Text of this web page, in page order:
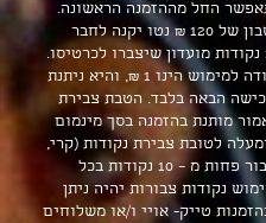
החל מההזמנה הראשונה.
לדוגמא חשבון של 120 ₪ נטו יקנה לחבר
המועדון 12 נקודות מועדון שיצברו לכרטיסו.
שווי כל נקודה למימוש הינו 1 ₪, והיא ניתנת
הבאה בלבד. הטבת צבירת
מותנת בהזמנה בסך מינמום
₪ ומעלה לטובת צבירת נקודות (קרי,
לא ניתן לצבור פחות מ – 10 נקודות בכל
נקודות צבורות יהיה ניתן
טייק- אויי ו/או משלוחים